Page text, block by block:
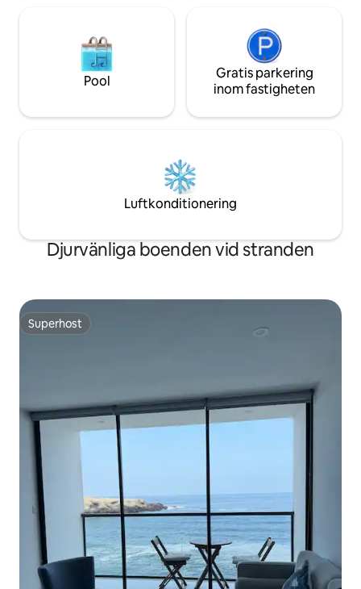
Pool
Gratis parkering
inom fastigheten
Luftkonditionering
Djurvänliga boenden vid stranden
Superhost
Superhost